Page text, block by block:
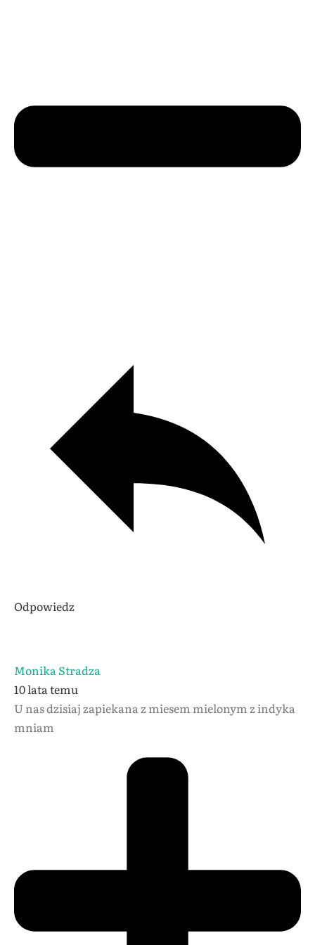
Odpowiedz
Monika Stradza
10 lata temu
U nas dzisiaj zapiekana z miesem mielonym z indyka
mniam